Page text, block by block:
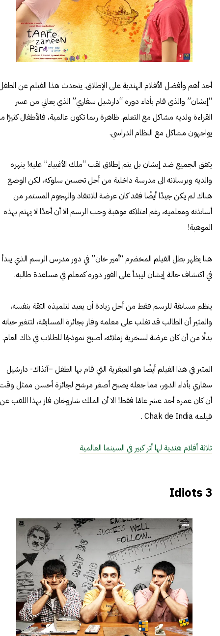
أحد أهم وأفضل الأفلام الهندية على الإطلاق. يتحدث هذا الفيلم عن
“إيشان” والذي قام بأداء دوره “دارشيل سفاري” الذي يعاني من عسر
القراءة ولديه مشاكل مع التعلم. ظاهرة ربما تكون عالمية، فالأطفال كثيرًا
يواجهون مشاكل مع النظام الدراسي.
يتفق الجميع ضد إيشان بل يتم إطلاق لقب “ملك الأغبياء” عليه! ينهره
والديه ويرسلانه الى مدرسة داخلية من أجل تحسين سلوكه، لكن الوضع
هناك لم يكن جيدًا أيضًا فقد كان عرضة للانتقاد والهجوم المستمر من
أساتذته ومعلميه، رغم امتلاكه موهبة وحب الرسم الا أن أحدًا لا يهتم بهذه
الموهبة!
هنا يظهر بطل الفيلم المخضرم “أمير خان” في دور مدرس الرسم الذي يبدأ
في اكتشاف حالة إيشان ليبدأ على الفور دوره كمعلم في مساعدة طالبه.
ينظم مسابقة للرسم فقط من أجل زيادة أن يعيد لتلميذه الثقة بنفسه،
والمثير أن الطالب قد تغلب على معلمه وفاز بجائزة المسابقة، لتتغير حياته
بدلًا من أن كان عرضة لسخرية زملائه، أصبح نموذجًا للطلاب في ذاك العام.
المثير في هذا الفيلم أيضًا هو العبقرية التي قام بها الطفل –آنذاك- دارشيل
سفاري بأداء الدور، مما جعله يصبح أصغر مرشح لجائزة أحسن ممثل
أن كان عمره أحد عشر عامًا فقط! الا أن الملك شاروخان فاز بهذا اللقب عن
فيلمه Chak de India .
ثلاثة أفلام هندية لها أثر كبير في السينما العالمية
3 Idiots